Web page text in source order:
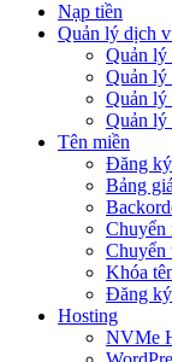
Nạp tiền
Quản lý dịch
Quản lý
Quản lý
Quản lý
Quản
Tên miền
Đăng
Bảng
Chuyển
Chuyển
Khóa
Đăng
Hosting
NVMe